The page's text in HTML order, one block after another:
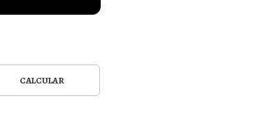
CALCULAR